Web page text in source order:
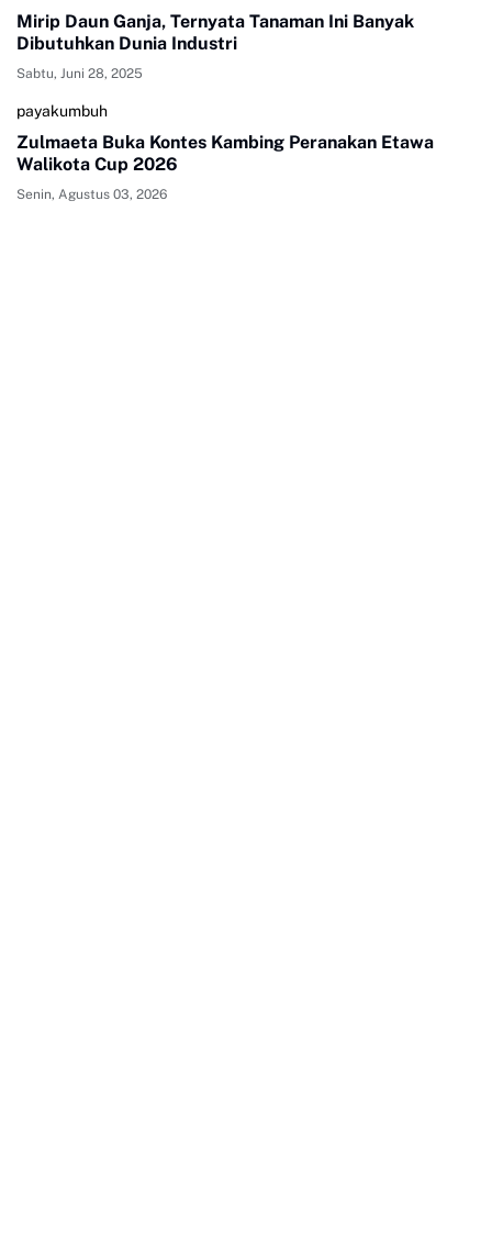
Mirip Daun Ganja, Ternyata Tanaman Ini Banyak
Dibutuhkan Dunia Industri
Sabtu, Juni 28, 2025
payakumbuh
Zulmaeta Buka Kontes Kambing Peranakan Etawa
Walikota Cup 2026
Senin, Agustus 03, 2026